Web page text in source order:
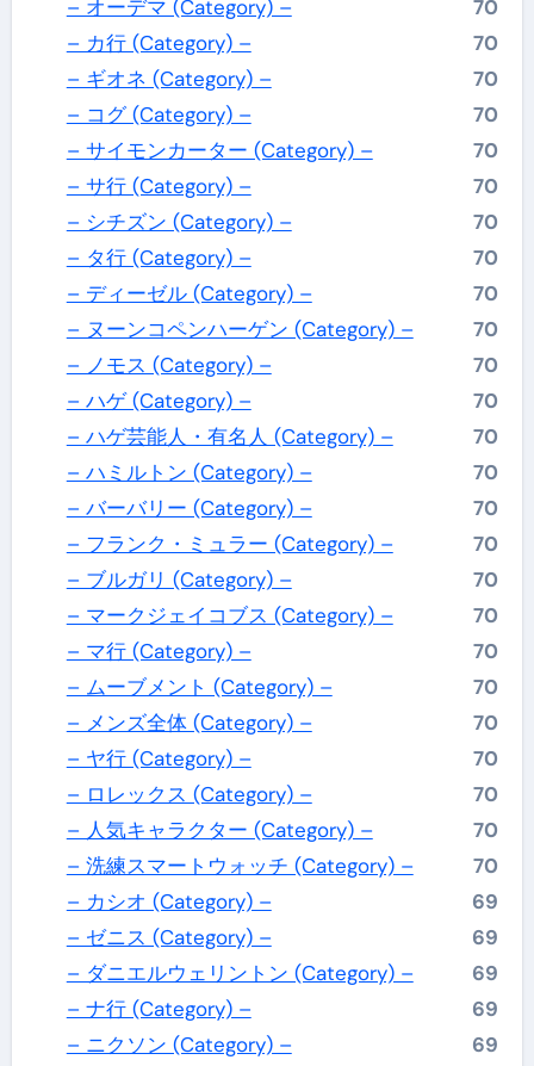
– オーデマ (Category) –
70
– カ行 (Category) –
70
– ギオネ (Category) –
70
– コグ (Category) –
70
– サイモンカーター (Category) –
70
– サ行 (Category) –
70
– シチズン (Category) –
70
– タ行 (Category) –
70
– ディーゼル (Category) –
70
– ヌーンコペンハーゲン (Category) –
70
– ノモス (Category) –
70
– ハゲ (Category) –
70
– ハゲ芸能人・有名人 (Category) –
70
– ハミルトン (Category) –
70
– バーバリー (Category) –
70
– フランク・ミュラー (Category) –
70
– ブルガリ (Category) –
70
– マークジェイコブス (Category) –
70
– マ行 (Category) –
70
– ムーブメント (Category) –
70
– メンズ全体 (Category) –
70
– ヤ行 (Category) –
70
– ロレックス (Category) –
70
– 人気キャラクター (Category) –
70
– 洗練スマートウォッチ (Category) –
70
– カシオ (Category) –
69
– ゼニス (Category) –
69
– ダニエルウェリントン (Category) –
69
– ナ行 (Category) –
69
– ニクソン (Category) –
69